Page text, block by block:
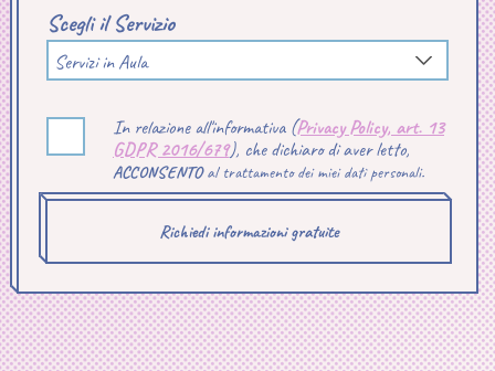
Scegli il Servizio
Servizi in Aula
In relazione all'informativa (Privacy Policy, art. 13
GDPR 2016/679), che dichiaro di aver letto,
ACCONSENTOal trattamento dei miei dati personali.